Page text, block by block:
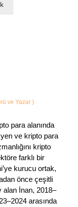
ve Yazar )
para alanında
ve kripto para
kripto
farklı bir
kurucu ortak,
önce çeşitli
alan İnan, 2018–
arasında